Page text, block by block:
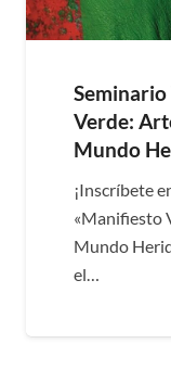
Verde:
Mundo
¡Inscríbete
«Manifiesto
Mundo
el…